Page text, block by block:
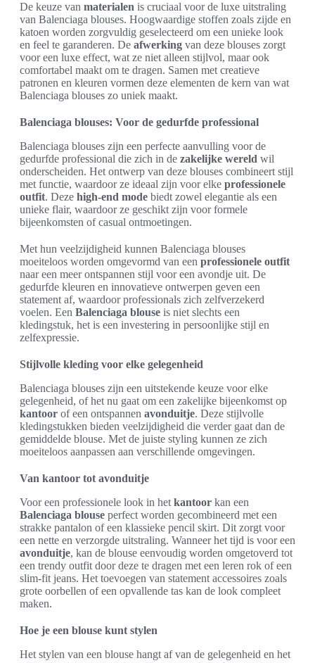
De keuze van materialen is cruciaal voor de luxe uitstraling
van Balenciaga blouses. Hoogwaardige stoffen zoals zijde en
katoen worden zorgvuldig geselecteerd om een unieke look
en feel te garanderen. De afwerking van deze blouses zorgt
voor een luxe effect, wat ze niet alleen stijlvol, maar ook
comfortabel maakt om te dragen. Samen met creatieve
patronen en kleuren vormen deze elementen de kern van wat
Balenciaga blouses zo uniek maakt.
Balenciaga blouses: Voor de gedurfde professional
Balenciaga blouses zijn een perfecte aanvulling voor de
gedurfde professional die zich in de zakelijke wereld wil
onderscheiden. Het ontwerp van deze blouses combineert stijl
met functie, waardoor ze ideaal zijn voor elke professionele
outfit. Deze high-end mode biedt zowel elegantie als een
unieke flair, waardoor ze geschikt zijn voor formele
bijeenkomsten of casual ontmoetingen.
Met hun veelzijdigheid kunnen Balenciaga blouses
moeiteloos worden omgevormd van een professionele outfit
naar een meer ontspannen stijl voor een avondje uit. De
gedurfde kleuren en innovatieve ontwerpen geven een
statement af, waardoor professionals zich zelfverzekerd
voelen. Een Balenciaga blouse is niet slechts een
kledingstuk, het is een investering in persoonlijke stijl en
zelfexpressie.
Stijlvolle kleding voor elke gelegenheid
Balenciaga blouses zijn een uitstekende keuze voor elke
gelegenheid, of het nu gaat om een zakelijke bijeenkomst op
kantoor of een ontspannen avonduitje. Deze stijlvolle
kledingstukken bieden veelzijdigheid die verder gaat dan de
gemiddelde blouse. Met de juiste styling kunnen ze zich
moeiteloos aanpassen aan verschillende omgevingen.
Van kantoor tot avonduitje
Voor een professionele look in het kantoor kan een
Balenciaga blouse perfect worden gecombineerd met een
strakke pantalon of een klassieke pencil skirt. Dit zorgt voor
een nette en verzorgde uitstraling. Wanneer het tijd is voor een
avonduitje, kan de blouse eenvoudig worden omgetoverd tot
een trendy outfit door deze te dragen met een leren rok of een
slim-fit jeans. Het toevoegen van statement accessoires zoals
grote oorbellen of een opvallende tas kan de look compleet
maken.
Hoe je een blouse kunt stylen
Het stylen van een blouse hangt af van de gelegenheid en het